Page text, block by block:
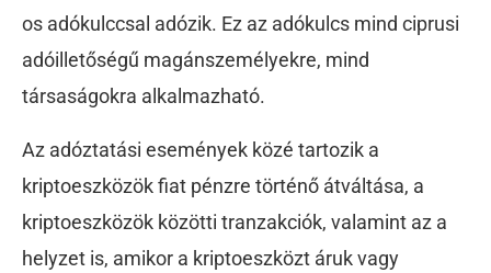
os adókulccsal adózik. Ez az adókulcs mind ciprusi
adóilletőségű magánszemélyekre, mind
társaságokra alkalmazható.
Az adóztatási események közé tartozik a
kriptoeszközök fiat pénzre történő átváltása, a
kriptoeszközök közötti tranzakciók, valamint az a
helyzet is, amikor a kriptoeszközt áruk vagy